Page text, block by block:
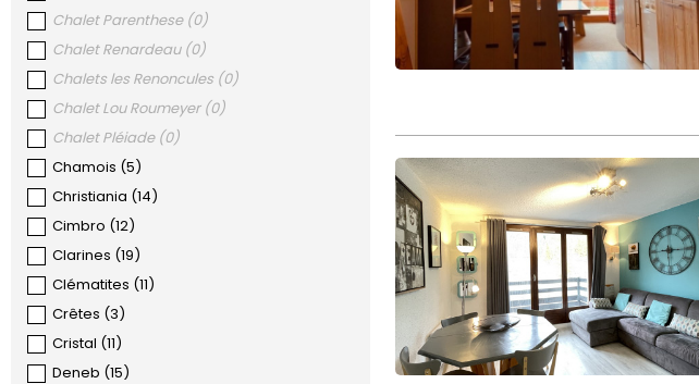
Chalet Parenthese (0)
Chalet Renardeau (0)
Chalets les Renoncules (0)
Chalet Lou Roumeyer (0)
Chalet Pléiade (0)
Chamois (5)
Christiania (14)
Cimbro (12)
Clarines (19)
Clématites (11)
Crêtes (3)
Cristal (11)
Deneb (15)